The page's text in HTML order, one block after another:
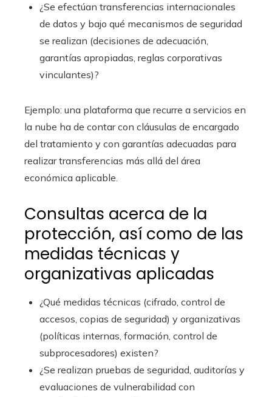
¿Se efectúan transferencias internacionales
de datos y bajo qué mecanismos de seguridad
se realizan (decisiones de adecuación,
garantías apropiadas, reglas corporativas
vinculantes)?
Ejemplo: una plataforma que recurre a servicios en
la nube ha de contar con cláusulas de encargado
del tratamiento y con garantías adecuadas para
realizar transferencias más allá del área
económica aplicable.
Consultas acerca de la
protección, así como de las
medidas técnicas y
organizativas aplicadas
¿Qué medidas técnicas (cifrado, control de
accesos, copias de seguridad) y organizativas
(políticas internas, formación, control de
subprocesadores) existen?
¿Se realizan pruebas de seguridad, auditorías y
evaluaciones de vulnerabilidad con